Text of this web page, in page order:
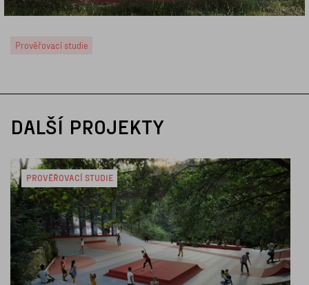
Prověřovací studie
DALŠÍ PROJEKTY
PROVĚŘOVACÍ STUDIE